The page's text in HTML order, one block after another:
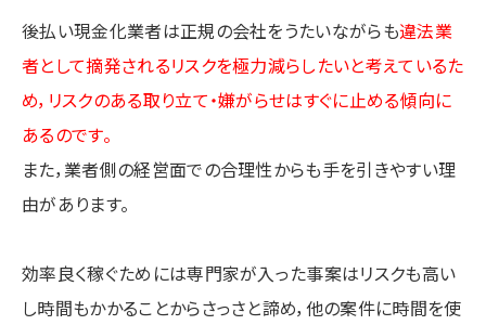
後払い現金化業者は正規の会社をうたいながらも違法業
者として摘発されるリスクを極力減らしたいと考えているた
め，リスクのある取り立て・嫌がらせはすぐに止める傾向に
あるのです。
また，業者側の経営面での合理性からも手を引きやすい理
由があります。
効率良く稼ぐためには専門家が入った事案はリスクも高い
し時間もかかることからさっさと諦め，他の案件に時間を使